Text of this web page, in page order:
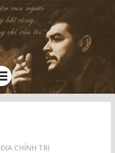
Menu
ĐỊA CHÍNH TRỊ⠀